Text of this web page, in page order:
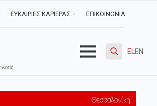
ΕΥΚΑΙΡΙΕΣ ΚΑΡΙΕΡΑΣ ΕΠΙΚΟΙΝΩΝΙΑ
ELEN